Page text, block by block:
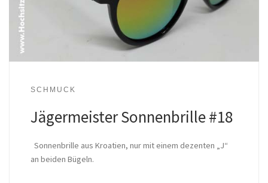
SCHMUCK
Jägermeister Sonnenbrille #18
Sonnenbrille aus Kroatien, nur mit einem dezenten „J“
an beiden Bügeln.